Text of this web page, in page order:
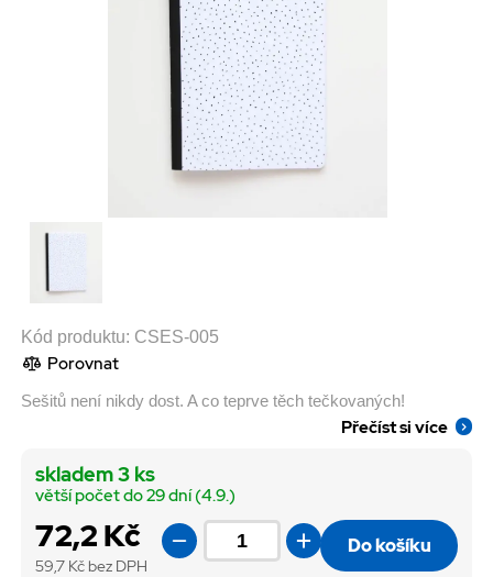
Kód produktu: CSES-005
Porovnat
Sešitů není nikdy dost. A co teprve těch tečkovaných!
Přečíst si více
72,2 Kč
59,7 Kč bez DPH
skladem 3 ks
větší počet do 29 dní (4.9.)
Do košíku